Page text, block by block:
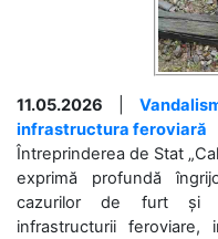
11.05.2026
infrastructura feroviară
Întreprinderea de Stat
exprimă profundă
cazurilor de furt și
infrastructurii feroviare,